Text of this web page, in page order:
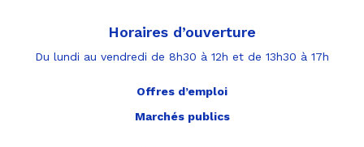
Horaires d’ouverture
Du lundi au vendredi de 8h30 à 12h et de 13h30 à 17h
Offres d’emploi
Marchés publics